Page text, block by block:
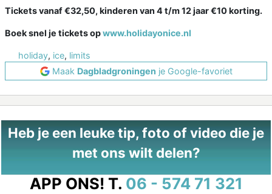
Tickets vanaf €32,50, kinderen van 4 t/m 12 jaar €10 korting.
Boek snel je tickets opwww.holidayonice.nl
holiday, ice, limits
Maak Dagbladgroningen je Google-favoriet
Heb je een leuke tip, foto of video die je
met ons wilt delen?
APP ONS! T. 06 - 574 71 321